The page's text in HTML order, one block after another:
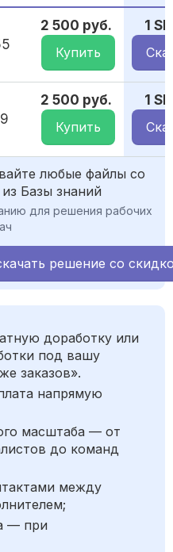
2 500 руб.
Купить
1
2 500 руб.
Купить
1
любые файлы со
из Базы знаний
для решения рабочих
решение со
доработку или
под вашу
заказов».
напрямую
масштаба — от
до команд
между
— при